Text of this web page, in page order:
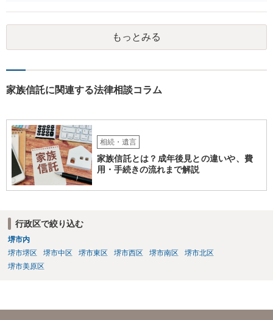
可能性は低いのでコストパフォーマンスとしてはどうかなという感じ
がします。
もっとみる
家族信託に関連する法律相談コラム
相続・遺言
家族信託とは？成年後見との違いや、費
用・手続きの流れまで解説
行政区で絞り込む
堺市内
堺市堺区
堺市中区 堺市東区 堺市西区 堺市南区
堺市北区
堺市美原区